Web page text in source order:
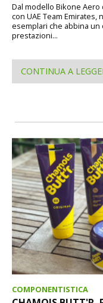
Dal modello Bikone
con UAE Team
esemplari che abbina un
prestazioni...
CONTINUA A
COMPONENTISTICA